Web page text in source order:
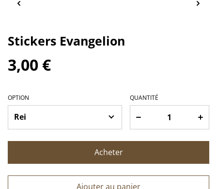
Stickers Evangelion
3,00 €
OPTION QUANTITÉ
Acheter
Ajouter au panier